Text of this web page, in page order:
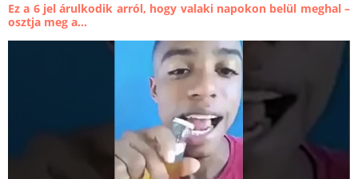
Ez a 6 jel árulkodik arról, hogy valaki napokon belül meghal –
osztja meg a...